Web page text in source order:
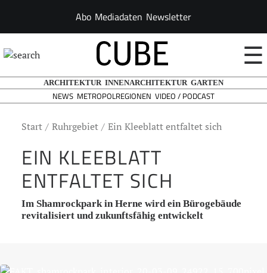
Abo Mediadaten Newsletter
☰
ARCHITEKTUR INNENARCHITEKTUR GARTEN
NEWS METROPOLREGIONEN VIDEO / PODCAST
Start Ruhrgebiet Ein Kleeblatt entfaltet sich
EIN KLEEBLATT
ENTFALTET SICH
Im Shamrockpark in Herne wird ein Bürogebäude
revitalisiert und zukunftsfähig entwickelt